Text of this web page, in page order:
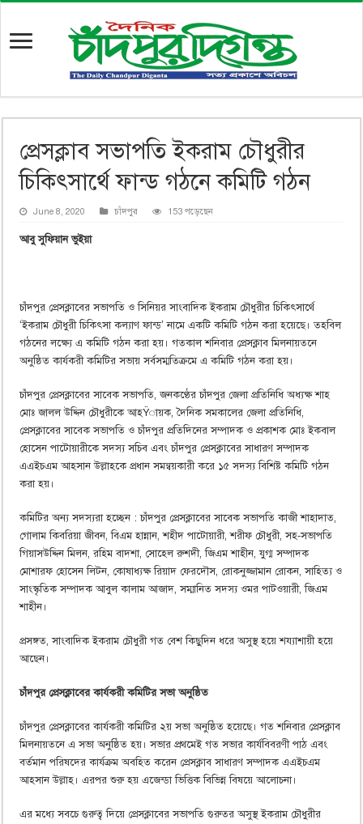
প্রেসক্লাব সভাপতি ইকরাম চৌধুরীর
চিকিৎসার্থে ফান্ড গঠনে কমিটি গঠন
June 8, 2020 চাঁদপুর 153 পড়েছেন
আবু সুফিয়ান ভুইয়া
চাঁদপুর প্রেসক্লাবের সভাপতি ও সিনিয়র সাংবাদিক ইকরাম চৌধুরীর চিকিৎসার্থে
‘ইকরাম চৌধুরী চিকিৎসা কল্যাণ ফান্ড’ নামে একটি কমিটি গঠন করা হয়েছে। তহবিল
গঠনের লক্ষ্যে এ কমিটি গঠন করা হয়। গতকাল শনিবার প্রেসক্লাব মিলনায়তনে
অনুষ্ঠিত কার্যকরী কমিটির সভায় সর্বসম্মতিক্রমে এ কমিটি গঠন করা হয়।
চাঁদপুর প্রেসক্লাবের সাবেক সভাপতি, জনকণ্ঠের চাঁদপুর জেলা প্রতিনিধি অধ্যক্ষ শাহ
মোঃ জালল উদ্দিন চৌধুরীকে আহŸায়ক, দৈনিক সমকালের জেলা প্রতিনিধি,
প্রেসক্লাবের সাবেক সভাপতি ও চাঁদপুর প্রতিদিনের সম্পাদক ও প্রকাশক মোঃ ইকবাল
হোসেন পাটোয়ারীকে সদস্য সচিব এবং চাঁদপুর প্রেসক্লাবের সাধারণ সম্পাদক
এএইচএম আহসান উল্লাহকে প্রধান সমন্বয়কারী করে ১৫ সদস্য বিশিষ্ট কমিটি গঠন
করা হয়।
কমিটির অন্য সদস্যরা হচ্ছেন : চাঁদপুর প্রেসক্লাবের সাবেক সভাপতি কাজী শাহাদাত,
গোলাম কিবরিয়া জীবন, বিএম হান্নান, শহীদ পাটোয়ারী, শরীফ চৌধুরী, সহ-সভাপতি
গিয়াসউদ্দিন মিলন, রহিম বাদশা, সোহেল রুশদী, জিএম শাহীন, যুগ্ম সম্পাদক
মোশারফ হোসেন লিটন, কোষাধ্যক্ষ রিয়াদ ফেরদৌস, রোকনুজ্জামান রোকন, সাহিত্য ও
সাংস্কৃতিক সম্পাদক আবুল কালাম আজাদ, সম্মানিত সদস্য ওমর পাটওয়ারী, জিএম
শাহীন।
প্রসঙ্গত, সাংবাদিক ইকরাম চৌধুরী গত বেশ কিছুদিন ধরে অসুস্থ হয়ে শয্যাশায়ী হয়ে
আছেন।
চাঁদপুর প্রেসক্লাবের কার্যকরী কমিটির সভা অনুষ্ঠিত
চাঁদপুর প্রেসক্লাবের কার্যকরী কমিটির ২য় সভা অনুষ্ঠিত হয়েছে। গত শনিবার প্রেসক্লাব
মিলনায়তনে এ সভা অনুষ্ঠিত হয়। সভার প্রথমেই গত সভার কার্যবিবরণী পাঠ এবং
বর্তমান পরিষদের কার্যক্রম অবহিত করেন প্রেসক্লাব সাধারণ সম্পাদক এএইচএম
আহসান উল্লাহ। এরপর শুরু হয় এজেন্ডা ভিত্তিক বিভিন্ন বিষয়ে আলোচনা।
এর মধ্যে সবচে গুরুত্ব দিয়ে প্রেসক্লাবের সভাপতি গুরুতর অসুস্থ ইকরাম চৌধুরীর